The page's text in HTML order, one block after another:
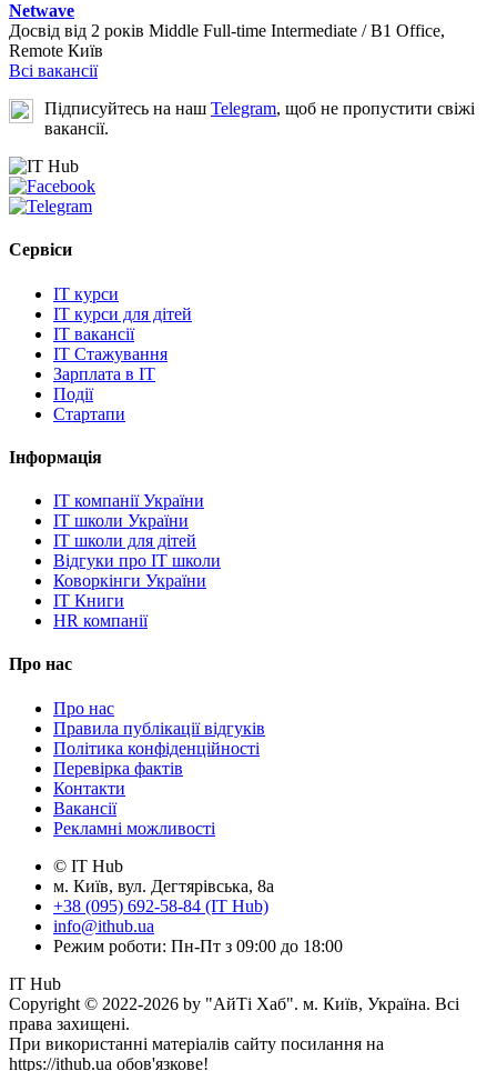
Netwave
Досвід від 2 років Middle Full-time Intermediate / B1 Office,
Remote Київ
Всі вакансії
Підписуйтесь на наш Telegram, щоб не пропустити свіжі
вакансії.
Сервіси
IT курси
IT курси для дітей
IT вакансії
IT Стажування
Зарплата в IT
Події
Стартапи
Інформація
IT компанії України
IT школи України
IT школи для дітей
Відгуки про IT школи
Коворкінги України
IT Книги
HR компанії
Про нас
Про нас
Правила публікації відгуків
Політика конфіденційності
Перевірка фактів
Контакти
Вакансії
Рекламні можливості
© IT Hub
м. Київ, вул. Дегтярівська, 8а
+38 (095) 692-58-84 (IT Hub)
info@ithub.ua
Режим роботи: Пн-Пт з 09:00 до 18:00
IT Hub
Copyright © 2022-2026 by "АйТі Хаб". м. Київ, Україна. Всі
права захищені.
При використанні матеріалів сайту посилання на
https://ithub.ua обов'язкове!